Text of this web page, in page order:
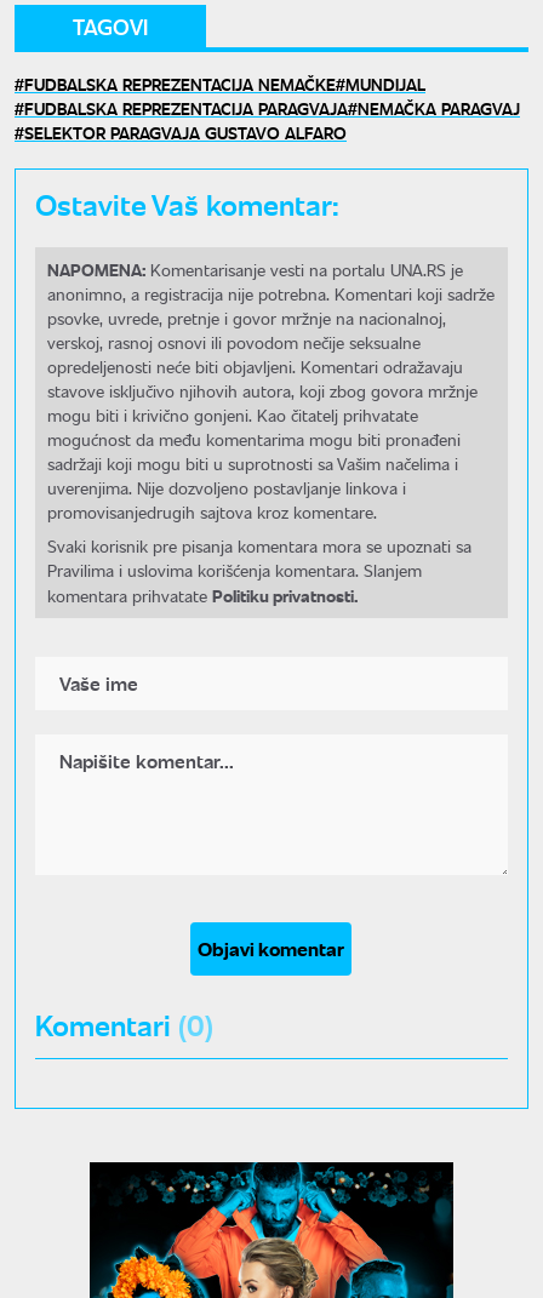
TAGOVI
FUDBALSKA REPREZENTACIJA NEMAČKE MUNDIJAL
FUDBALSKA REPREZENTACIJA PARAGVAJA NEMAČKA PARAGVAJ
SELEKTOR PARAGVAJA GUSTAVO ALFARO
Ostavite Vaš komentar:
NAPOMENA: Komentarisanje vesti na portalu UNA.RS je
anonimno, a registracija nije potrebna. Komentari koji sadrže
psovke, uvrede, pretnje i govor mržnje na nacionalnoj,
verskoj, rasnoj osnovi ili povodom nečije seksualne
opredeljenosti neće biti objavljeni. Komentari odražavaju
stavove isključivo njihovih autora, koji zbog govora mržnje
mogu biti i krivično gonjeni. Kao čitatelj prihvatate
mogućnost da među komentarima mogu biti pronađeni
sadržaji koji mogu biti u suprotnosti sa Vašim načelima i
uverenjima. Nije dozvoljeno postavljanje linkova i
promovisanjedrugih sajtova kroz komentare.
Svaki korisnik pre pisanja komentara mora se upoznati sa
Pravilima i uslovima korišćenja komentara. Slanjem
komentara prihvatate Politiku privatnosti.
Objavi komentar
Komentari (0)